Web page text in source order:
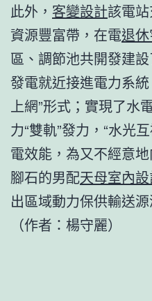
此外， 客變設計該電
資源豐富帶，在電退
區、調節池共開發建
發電就近接進電力系
上網”形式；實現了水
力“雙軌”發力，“水光互
電效能，為又不經意
腳石的男配天母室內
出區域動力保供輸送
（作者：楊守麗）